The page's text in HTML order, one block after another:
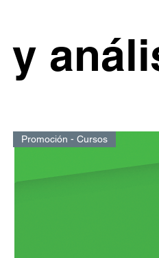
y
Promoción - Cursos